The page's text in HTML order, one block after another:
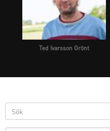
Ted Ivarsson Grönt